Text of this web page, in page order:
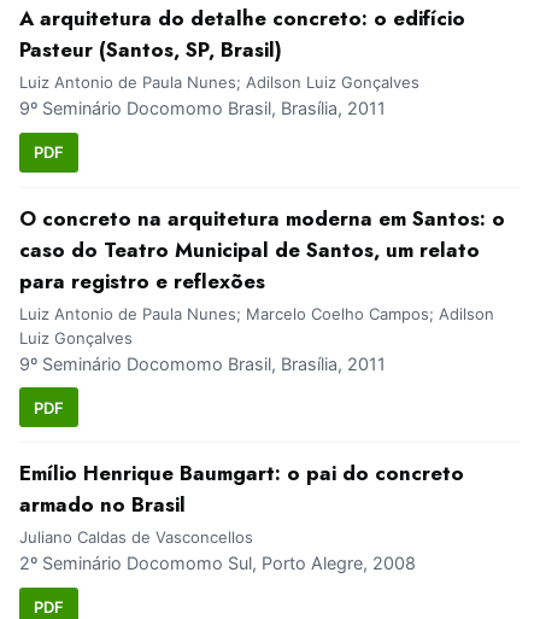
A arquitetura do detalhe concreto: o edifício
Pasteur (Santos, SP, Brasil)
Luiz Antonio de Paula Nunes; Adilson Luiz Gonçalves
9º Seminário Docomomo Brasil, Brasília, 2011
PDF
O concreto na arquitetura moderna em Santos: o
caso do Teatro Municipal de Santos, um relato
para registro e reflexões
Luiz Antonio de Paula Nunes; Marcelo Coelho Campos; Adilson
Luiz Gonçalves
9º Seminário Docomomo Brasil, Brasília, 2011
PDF
Emílio Henrique Baumgart: o pai do concreto
armado no Brasil
Juliano Caldas de Vasconcellos
2º Seminário Docomomo Sul, Porto Alegre, 2008
PDF